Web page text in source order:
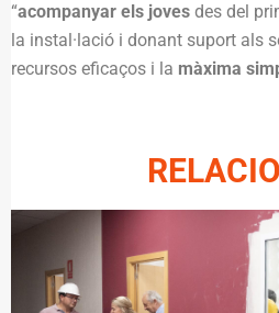
“acompanyar els joves des del
la instal·lació i donant suport als
recursos eficaços i la màxima